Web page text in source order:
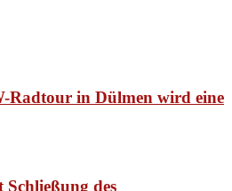
Radtour in Dülmen wird eine
Schließung des